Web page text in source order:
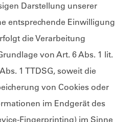
Darstellung unserer
entsprechende Einwilligung
die Verarbeitung
von Art. 6 Abs. 1 lit.
1 TTDSG, soweit die
von Cookies oder
im Endgerät des
Fingerprinting) im Sinne